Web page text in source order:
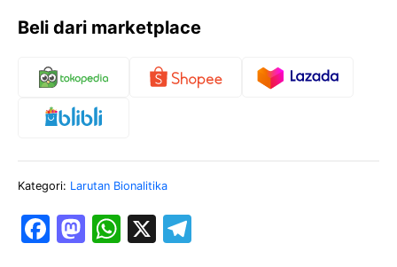
Beli dari marketplace
Kategori: Larutan Bionalitika
F
M W X